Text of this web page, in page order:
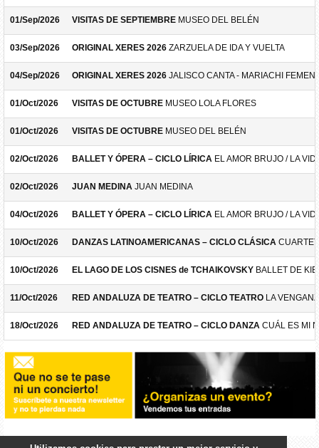
01/Sep/2026 VISITAS DE SEPTIEMBRE MUSEO DEL BELÉN
03/Sep/2026 ORIGINAL XERES 2026 ZARZUELA DE IDA Y VUELTA
04/Sep/2026 ORIGINAL XERES 2026 JALISCO CANTA - MARIACHI
01/Oct/2026 VISITAS DE OCTUBRE MUSEO LOLA FLORES
01/Oct/2026 VISITAS DE OCTUBRE MUSEO DEL BELÉN
02/Oct/2026 BALLET Y ÓPERA – CICLO LÍRICA EL AMOR BRUJO / LA
02/Oct/2026 JUAN MEDINA JUAN MEDINA
04/Oct/2026 BALLET Y ÓPERA – CICLO LÍRICA EL AMOR BRUJO / LA
10/Oct/2026 DANZAS LATINOAMERICANAS – CICLO CLÁSICA
10/Oct/2026 EL LAGO DE LOS CISNES de TCHAIKOVSKY BALLET DE
11/Oct/2026 RED ANDALUZA DE TEATRO – CICLO TEATRO LA
18/Oct/2026 RED ANDALUZA DE TEATRO – CICLO DANZA CUÁL ES MI